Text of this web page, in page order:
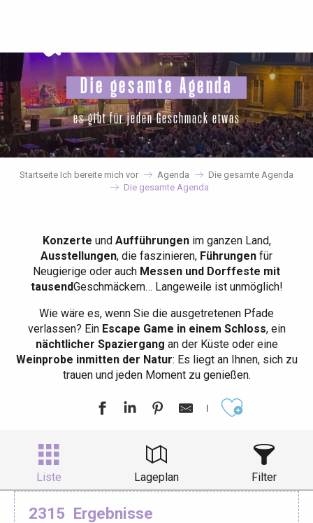
principal
Die gesamte Agenda
es gibt für jeden Geschmack etwas
Startseite Ich bereite mich vor Agenda
Die gesamte Agenda
Die gesamte Agenda
Konzerte und Aufführungenim ganzen Land,
Ausstellungen, die faszinieren, Führungen für
Neugierige oder auch Messen und Dorffeste mit
tausendGeschmäckern… Langeweile ist unmöglich!
Wie wäre es, wenn Sie die ausgetretenen Pfade
verlassen? EinEscape Game in einem Schloss, ein
nächtlicher Spaziergang an der Küste oder eine
Weinprobe inmitten der Natur: Es liegt an Ihnen, sich zu
trauen und jeden Moment zu genießen.
Liste Lageplan Filter
2315 Ergebnisse